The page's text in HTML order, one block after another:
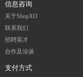
信息咨询
关于ShopXO
联系我们
招聘英才
合作及洽谈
支付方式